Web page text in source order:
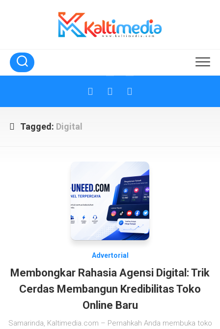
Tagged: Digital
Advertorial
Membongkar Rahasia Agensi Digital: Trik
Cerdas Membangun Kredibilitas Toko
Online Baru
Samarinda, Kaltimedia.com – Pernahkah Anda membuka toko